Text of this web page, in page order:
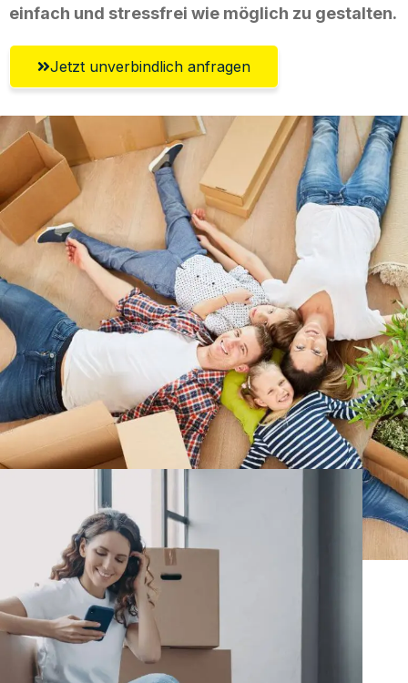
einfach und stressfrei wie möglich zu gestalten.
Jetzt unverbindlich anfragen